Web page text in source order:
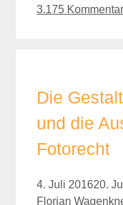
3.175
Die
und die
Fotorecht
4. Juli 201620.
Florian